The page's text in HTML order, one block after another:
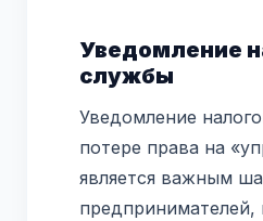
Уведомление
службы
Уведомление
потере права на
является важным